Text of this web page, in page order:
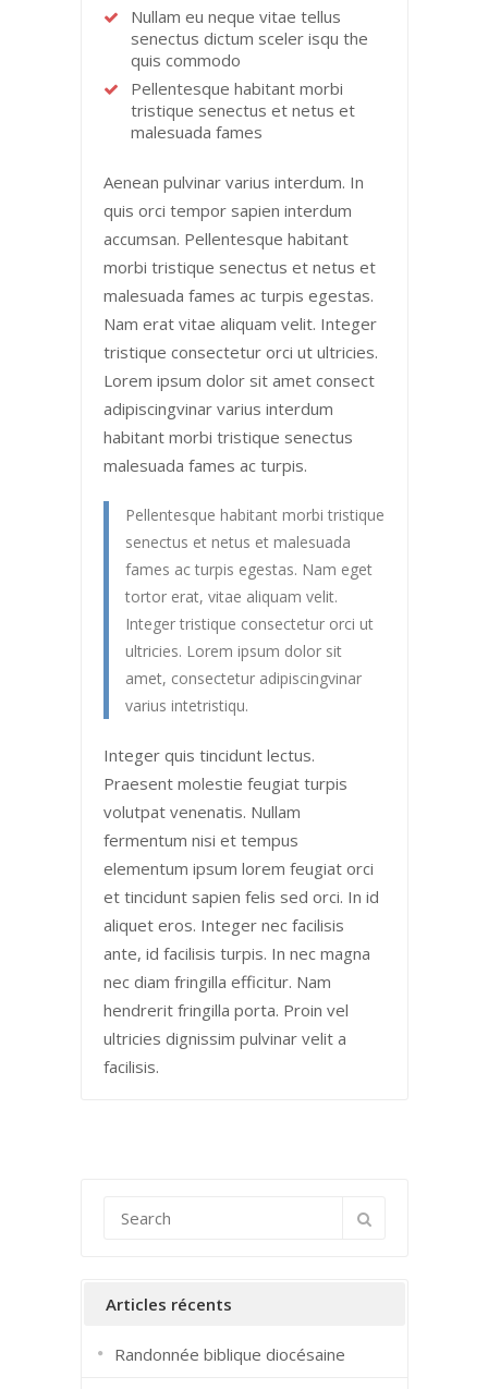
Nullam eu neque vitae tellus
senectus dictum sceler isqu the
quis commodo
Pellentesque habitant morbi
tristique senectus et netus et
malesuada fames
Aenean pulvinar varius interdum. In
quis orci tempor sapien interdum
accumsan. Pellentesque habitant
morbi tristique senectus et netus et
malesuada fames ac turpis egestas.
Nam erat vitae aliquam velit. Integer
tristique consectetur orci ut ultricies.
Lorem ipsum dolor sit amet consect
adipiscingvinar varius interdum
habitant morbi tristique senectus
malesuada fames ac turpis.
Pellentesque habitant morbi tristique
senectus et netus et malesuada
fames ac turpis egestas. Nam eget
tortor erat, vitae aliquam velit.
Integer tristique consectetur orci ut
ultricies. Lorem ipsum dolor sit
amet, consectetur adipiscingvinar
varius intetristiqu.
Integer quis tincidunt lectus.
Praesent molestie feugiat turpis
volutpat venenatis. Nullam
fermentum nisi et tempus
elementum ipsum lorem feugiat orci
et tincidunt sapien felis sed orci. In id
aliquet eros. Integer nec facilisis
ante, id facilisis turpis. In nec magna
nec diam fringilla efficitur. Nam
hendrerit fringilla porta. Proin vel
ultricies dignissim pulvinar velit a
facilisis.
Articles récents
Randonnée biblique diocésaine